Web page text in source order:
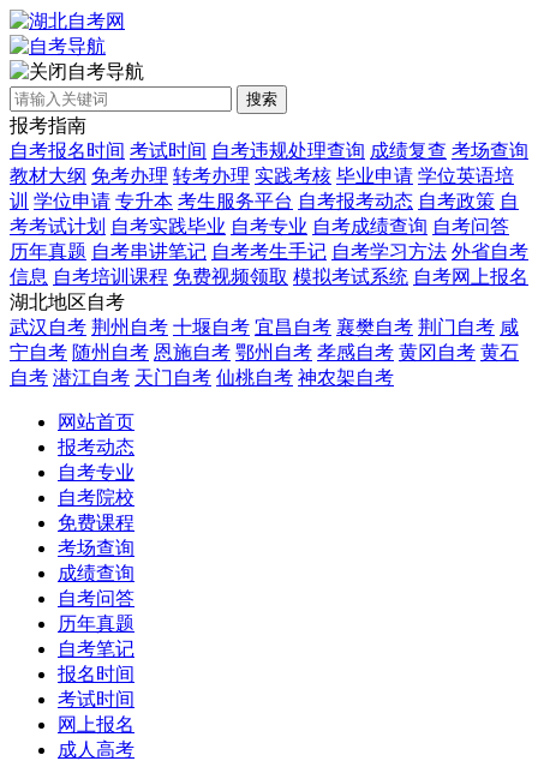
自考导航
搜索
报考指南
自考报名时间 考试时间 自考违规处理查询 成绩复查 考场查询
教材大纲 免考办理 转考办理 实践考核 毕业申请 学位英语培
训 学位申请 专升本 考生服务平台 自考报考动态 自考政策 自
考考试计划 自考实践毕业 自考专业 自考成绩查询 自考问答
历年真题 自考串讲笔记 自考考生手记 自考学习方法 外省自考
信息 自考培训课程 免费视频领取 模拟考试系统 自考网上报名
湖北地区自考
武汉自考 荆州自考 十堰自考 宜昌自考 襄樊自考 荆门自考 咸
宁自考 随州自考 恩施自考 鄂州自考 孝感自考 黄冈自考 黄石
自考 潜江自考 天门自考 仙桃自考 神农架自考
网站首页
报考动态
自考专业
自考院校
免费课程
考场查询
成绩查询
自考问答
历年真题
自考笔记
报名时间
考试时间
网上报名
成人高考